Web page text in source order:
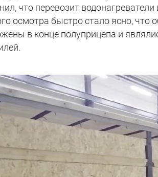
что перевозит
осмотра быстро стало ясно, что
в конце полуприцепа и